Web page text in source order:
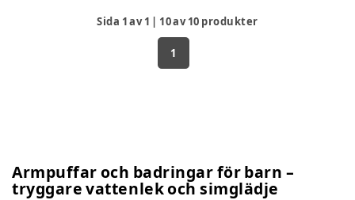
Sida 1av1 | 10av10 produkter
1
Armpuffar och badringar för barn –
tryggare vattenlek och simglädje